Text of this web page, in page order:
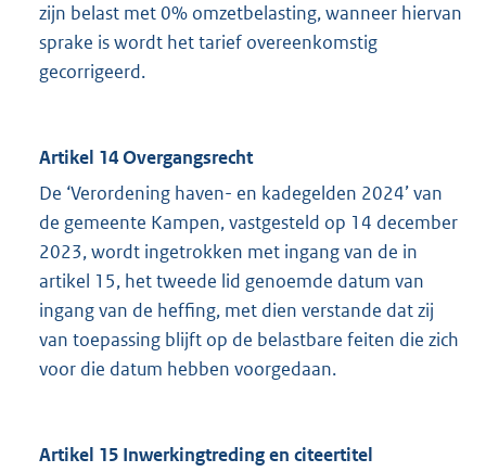
zijn belast met 0% omzetbelasting, wanneer hiervan
sprake is wordt het tarief overeenkomstig
gecorrigeerd.
Artikel 14 Overgangsrecht
De ‘Verordening haven- en kadegelden 2024’ van
de gemeente Kampen, vastgesteld op 14 december
2023, wordt ingetrokken met ingang van de in
artikel 15, het tweede lid genoemde datum van
ingang van de heffing, met dien verstande dat zij
van toepassing blijft op de belastbare feiten die zich
voor die datum hebben voorgedaan.
Artikel 15 Inwerkingtreding en citeertitel